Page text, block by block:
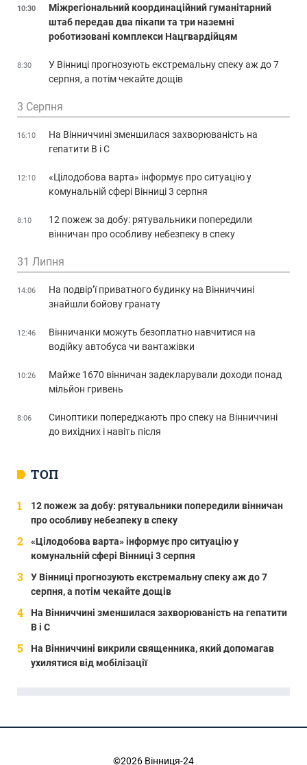
ТОП
12 пожеж за добу: рятувальники попередили вінничан
про особливу небезпеку в спеку
«Цілодобова варта» інформує про ситуацію у
комунальній сфері Вінниці 3 серпня
У Вінниці прогнозують екстремальну спеку аж до 7
серпня, а потім чекайте дощів
На Вінниччині зменшилася захворюваність на гепатити
В і С
На Вінниччині викрили священника, який допомагав
ухилятися від мобілізації
10:30
Міжрегіональний координаційний гуманітарний
штаб передав два пікапи та три наземні
роботизовані комплекси Нацгвардійцям
8:30
У Вінниці прогнозують екстремальну спеку аж до 7
серпня, а потім чекайте дощів
3 Серпня
16:10
На Вінниччині зменшилася захворюваність на
гепатити В і С
12:10
«Цілодобова варта» інформує про ситуацію у
комунальній сфері Вінниці 3 серпня
8:10
12 пожеж за добу: рятувальники попередили
вінничан про особливу небезпеку в спеку
31 Липня
14:06
На подвір’ї приватного будинку на Вінниччині
знайшли бойову гранату
12:46
Вінничанки можуть безоплатно навчитися на
водійку автобуса чи вантажівки
10:26
Майже 1670 вінничан задекларували доходи понад
мільйон гривень
8:06
Синоптики попереджають про спеку на Вінниччині
до вихідних і навіть після
©2026 Вінниця-24